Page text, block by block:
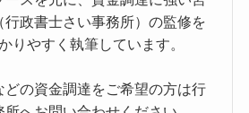
政書士さい事務所）の監修を
りやすく執筆しています。
どの資金調達をご希望の方は行